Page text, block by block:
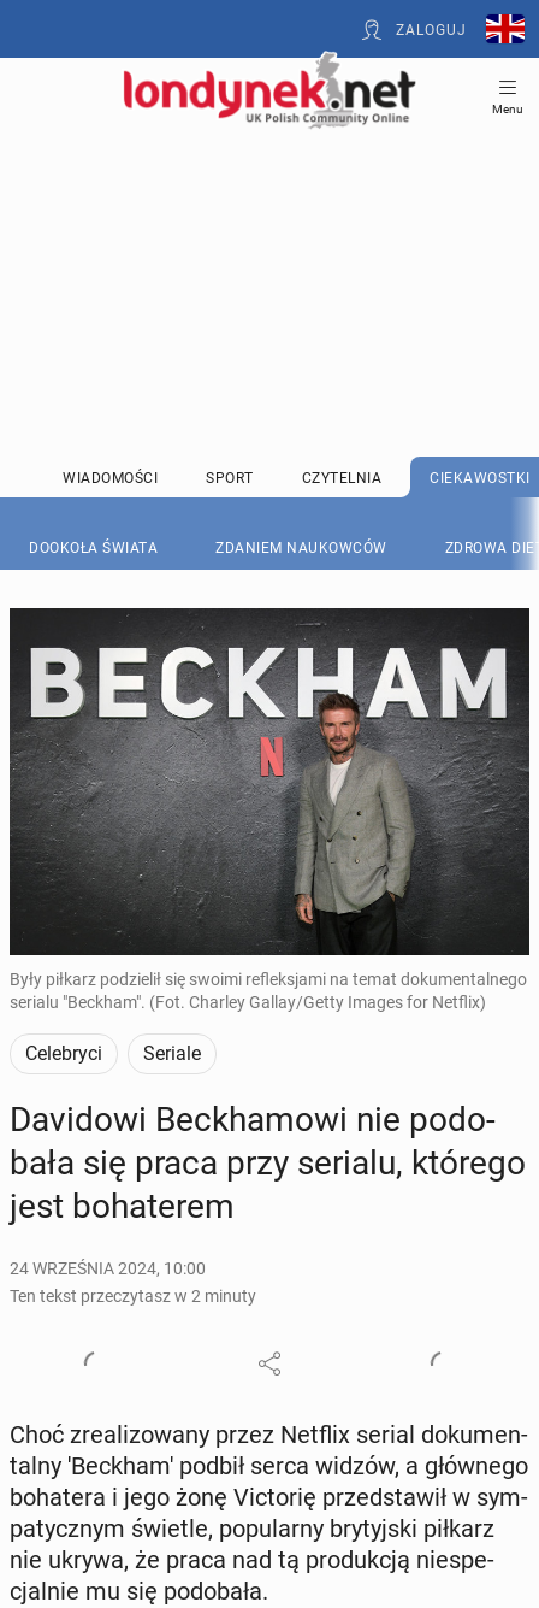
ZALOGUJ
Menu
WIADOMOŚCI SPORT CZYTELNIA CIEKAWOSTKI
DOOKOŁA ŚWIATA ZDANIEM NAUKOWCÓW ZDROWA
Były piłkarz podzielił się swoimi refleksjami na temat dokumentalnego
serialu "Beckham". (Fot. Charley Gallay/Getty Images for Netflix)
Celebryci Seriale
Da­vi­do­wi Bec­kha­mo­wi nie po­do­
ba­ła się praca przy serialu, którego
jest bo­ha­te­rem
24 WRZEŚNIA 2024, 10:00
Ten tekst przeczytasz w 2 minuty
Choć zre­ali­zo­wa­ny przez Netflix serial do­ku­men­
tal­ny 'Bec­kha­m' podbił serca widzów, a głów­ne­go
bo­ha­te­ra i jego żonę Vic­to­rię przed­sta­wił w sym­
pa­tycz­nym świetle, po­pu­lar­ny bry­tyj­ski piłkarz
nie ukrywa, że praca nad tą pro­duk­cją nie­spe­
cjal­nie mu się po­do­ba­ła.